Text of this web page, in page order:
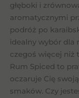
głęboki i
aromatycznymi
podróż po
idealny wybór dla
czegoś więcej niż
Rum Spiced to
oczaruje Cię
smaków. Czy